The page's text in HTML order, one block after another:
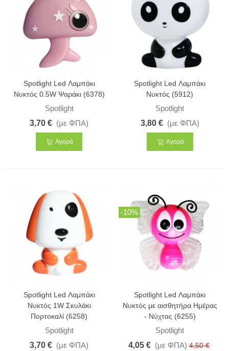
Spotlight Led Λαμπάκι
Νυκτός 0.5W Ψαράκι (6378)
Spotlight
3,70 € (με ΦΠΑ)
Αγορά
Spotlight Led Λαμπάκι
Νυκτός (5912)
Spotlight
3,80 € (με ΦΠΑ)
Αγορά
Spotlight Led Λαμπάκι
Νυκτός 1W Σκυλάκι
Πορτοκαλί (6258)
Spotlight
3,70 € (με ΦΠΑ)
-10%
Spotlight Led Λαμπάκι
Νυκτός με αισθητήρα Ημέρας
- Νύχτας (6255)
Spotlight
4,05 € (με ΦΠΑ) 4,50 €